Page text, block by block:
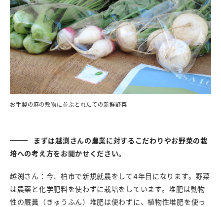
お手製の麻の敷物に並ぶとれたての新鮮野菜
まずは越渕さんの農業に対するこだわりやお野菜の栽
培への考え方をお聞かせください。
越渕さん：今、柏市で新規就農をして4年目になります。野菜
は農薬と化学肥料を使わずに栽培をしています。堆肥は動物
性の厩糞（きゅうふん）堆肥は使わずに、植物性堆肥を使っ